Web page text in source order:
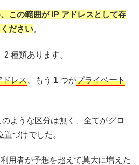
この範囲が IP アドレスとして存
ださい。
2 種類あります。
ドレス 、もう 1 つがプライベート
のような区分は無く、全てがグロ
づけでした。
用者が予想を超えて莫大に増えた